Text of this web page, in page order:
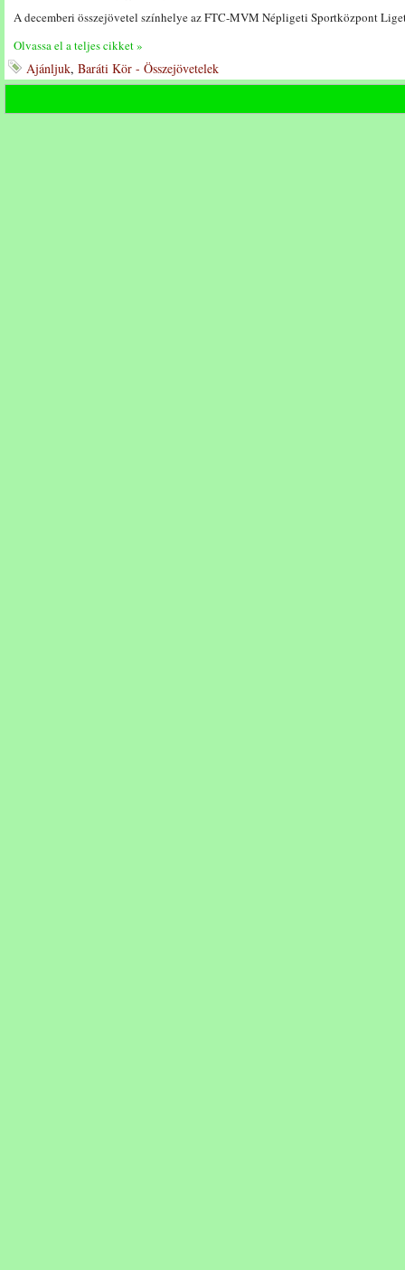
A decemberi összejövetel színhelye az FTC-MVM Népligeti Sportközpont
Olvassa el a teljes cikket »
Ajánljuk, Baráti Kör - Összejövetelek